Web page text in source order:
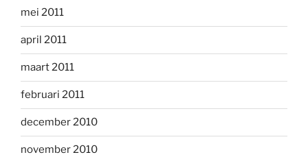
mei 2011
april 2011
maart 2011
februari 2011
december 2010
november 2010